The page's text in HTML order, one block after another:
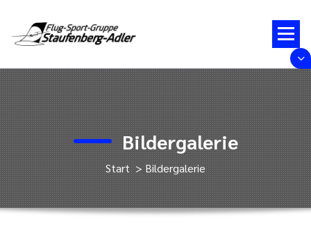
springen
Bildergalerie
Start>Bildergalerie